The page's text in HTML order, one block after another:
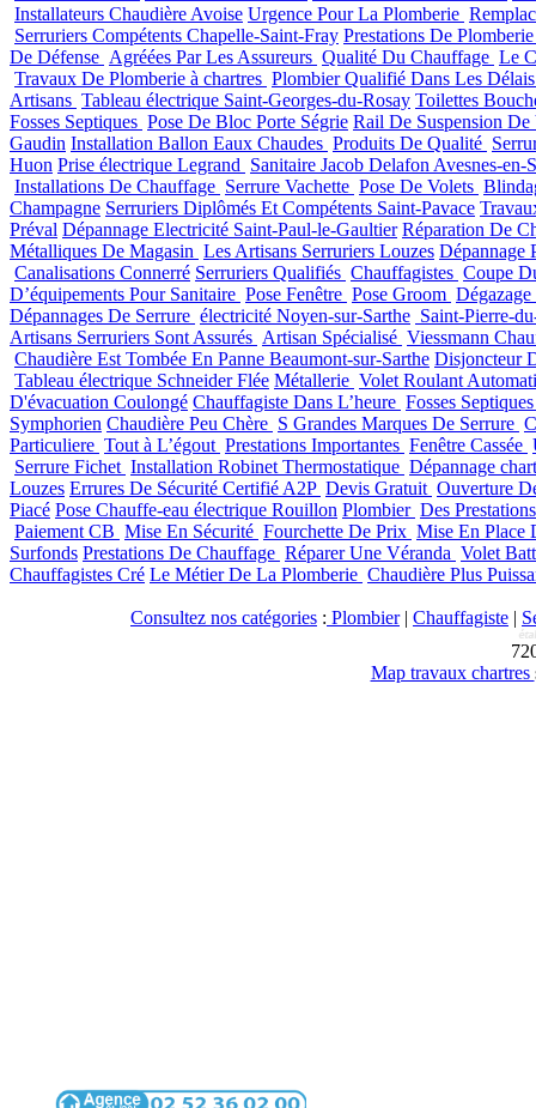
Installateurs Chaudière Avoise Urgence Pour La Plomberie
Serruriers Compétents Chapelle-Saint-Fray Prestations De
De Défense Agréées Par Les Assureurs Qualité Du Chauffage Le
Travaux De Plomberie à chartres Plombier Qualifié Dans Les
Artisans Tableau électrique Saint-Georges-du-Rosay Toilettes
Fosses Septiques Pose De Bloc Porte Ségrie Rail De Suspension
Gaudin Installation Ballon Eaux Chaudes Produits De Qualité
Huon Prise électrique Legrand Sanitaire Jacob Delafon Avesnes-en-
Installations De Chauffage Serrure Vachette Pose De Volets
Champagne Serruriers Diplômés Et Compétents Saint-Pavace
Préval Dépannage Electricité Saint-Paul-le-Gaultier Réparation De
Métalliques De Magasin Les Artisans Serruriers Louzes Dépannage
Canalisations Connerré Serruriers Qualifiés Chauffagistes Coupe
D’équipements Pour Sanitaire Pose Fenêtre Pose Groom
Dépannages De Serrure électricité Noyen-sur-Sarthe Saint-Pierre-
Artisans Serruriers Sont Assurés Artisan Spécialisé Viessmann
Chaudière Est Tombée En Panne Beaumont-sur-Sarthe Disjoncteur
Tableau électrique Schneider Flée Métallerie Volet Roulant
D'évacuation Coulongé Chauffagiste Dans L’heure Fosses
Symphorien Chaudière Peu Chère S Grandes Marques De Serrure
Particuliere Tout à L’égout Prestations Importantes Fenêtre Cassée
Serrure Fichet Installation Robinet Thermostatique Dépannage
Louzes Errures De Sécurité Certifié A2P Devis Gratuit Ouverture
Piacé Pose Chauffe-eau électrique Rouillon Plombier Des
Paiement CB Mise En Sécurité Fourchette De Prix Mise En Place
Surfonds Prestations De Chauffage Réparer Une Véranda Volet
Chauffagistes Cré Le Métier De La Plomberie Chaudière Plus
Consultez nos catégories : Plombier| Chauffagiste |
Map travaux chartres